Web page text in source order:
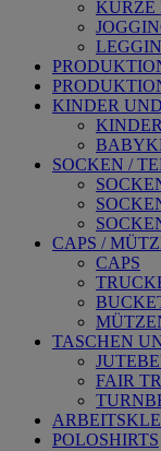
KURZE
KINDER
SOCKEN /
CAPS /
CAPS
TASCHEN
FAIR
POLOSHIRTS